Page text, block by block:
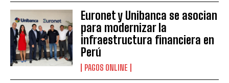
Euronet y Unibanca se asocian
para modernizar la
infraestructura financiera en
Perú
PAGOS ONLINE